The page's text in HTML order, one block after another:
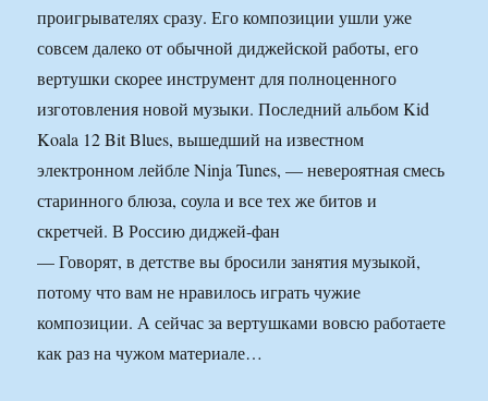
проигрывателях сразу. Его композиции ушли уже
совсем далеко от обычной диджейской работы, его
вертушки скорее инструмент для полноценного
изготовления новой музыки. Последний альбом Kid
Koala 12 Bit Blues, вышедший на известном
электронном лейбле Ninja Tunes, — невероятная смесь
старинного блюза, соула и все тех же битов и
скретчей. В Россию диджей-фан
— Говорят, в детстве вы бросили занятия музыкой,
потому что вам не нравилось играть чужие
композиции. А сейчас за вертушками вовсю работаете
как раз на чужом материале…